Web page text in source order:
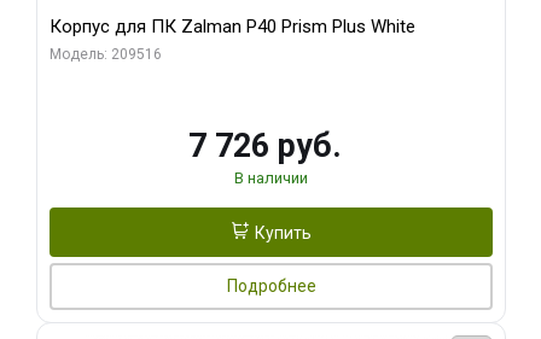
Корпус для ПК Zalman P40 Prism Plus White
Модель: 209516
7 726 руб.
В наличии
Купить
Подробнее